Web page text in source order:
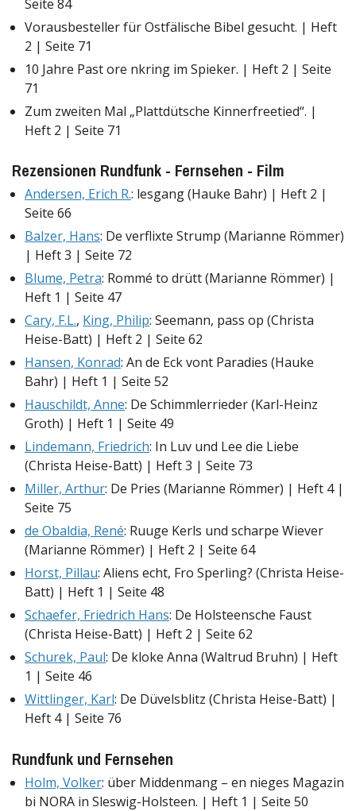
Seite 84
Vorausbesteller für Ostfälische Bibel gesucht. | Heft
2 | Seite 71
10 Jahre Past ore nkring im Spieker. | Heft 2 | Seite
71
Zum zweiten Mal „Plattdütsche Kinnerfreetied“. |
Heft 2 | Seite 71
Rezensionen Rundfunk - Fernsehen - Film
Andersen, Erich R.: lesgang (Hauke Bahr) | Heft 2 |
Seite 66
Balzer, Hans: De verflixte Strump (Marianne Römmer)
| Heft 3 | Seite 72
Blume, Petra: Rommé to drütt (Marianne Römmer) |
Heft 1 | Seite 47
Cary, F.L., King, Philip: Seemann, pass op (Christa
Heise-Batt) | Heft 2 | Seite 62
Hansen, Konrad: An de Eck vont Paradies (Hauke
Bahr) | Heft 1 | Seite 52
Hauschildt, Anne: De Schimmlerrieder (Karl-Heinz
Groth) | Heft 1 | Seite 49
Lindemann, Friedrich: In Luv und Lee die Liebe
(Christa Heise-Batt) | Heft 3 | Seite 73
Miller, Arthur: De Pries (Marianne Römmer) | Heft 4 |
Seite 75
de Obaldia, René: Ruuge Kerls und scharpe Wiever
(Marianne Römmer) | Heft 2 | Seite 64
Horst, Pillau: Aliens echt, Fro Sperling? (Christa Heise-
Batt) | Heft 1 | Seite 48
Schaefer, Friedrich Hans: De Holsteensche Faust
(Christa Heise-Batt) | Heft 2 | Seite 62
Schurek, Paul: De kloke Anna (Waltrud Bruhn) | Heft
1 | Seite 46
Wittlinger, Karl: De Düvelsblitz (Christa Heise-Batt) |
Heft 4 | Seite 76
Rundfunk und Fernsehen
Holm, Volker: über Middenmang – en nieges Magazin
bi NORA in Sleswig-Holsteen. | Heft 1 | Seite 50